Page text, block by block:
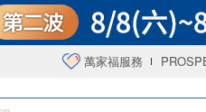
萬家福服務